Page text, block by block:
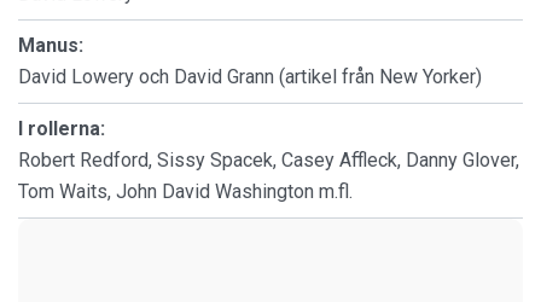
Manus:
David Lowery och David Grann (artikel från New Yorker)
I rollerna:
Robert Redford, Sissy Spacek, Casey Affleck, Danny Glover,
Tom Waits, John David Washington m.fl.